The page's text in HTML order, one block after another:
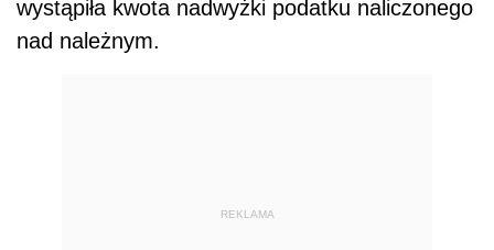
wystąpiła kwota nadwyżki podatku naliczonego
nad należnym.
REKLAMA